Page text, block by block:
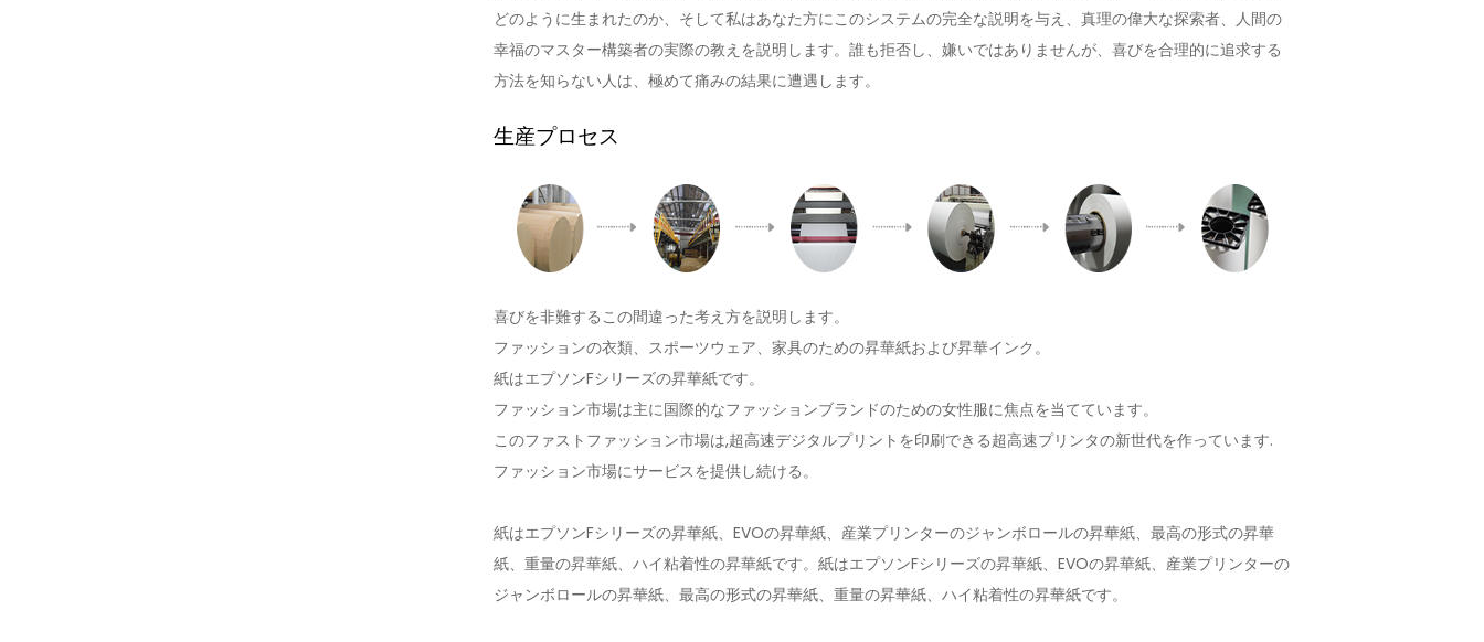
どのように生まれたのか、そして私はあなた方にこのシステムの完全な説明を与え、真理の偉大な探索者、人間の
幸福のマスター構築者の実際の教えを説明します。誰も拒否し、嫌いではありませんが、喜びを合理的に追求する
方法を知らない人は、極めて痛みの結果に遭遇します。
生産プロセス
喜びを非難するこの間違った考え方を説明します。
ファッションの衣類、スポーツウェア、家具のための昇華紙および昇華インク。
紙はエプソンFシリーズの昇華紙です。
ファッション市場は主に国際的なファッションブランドのための女性服に焦点を当てています。
このファストファッション市場は,超高速デジタルプリントを印刷できる超高速プリンタの新世代を作っています.
ファッション市場にサービスを提供し続ける。
紙はエプソンFシリーズの昇華紙、EVOの昇華紙、産業プリンターのジャンボロールの昇華紙、最高の形式の昇華
紙、重量の昇華紙、ハイ粘着性の昇華紙です。紙はエプソンFシリーズの昇華紙、EVOの昇華紙、産業プリンターの
ジャンボロールの昇華紙、最高の形式の昇華紙、重量の昇華紙、ハイ粘着性の昇華紙です。